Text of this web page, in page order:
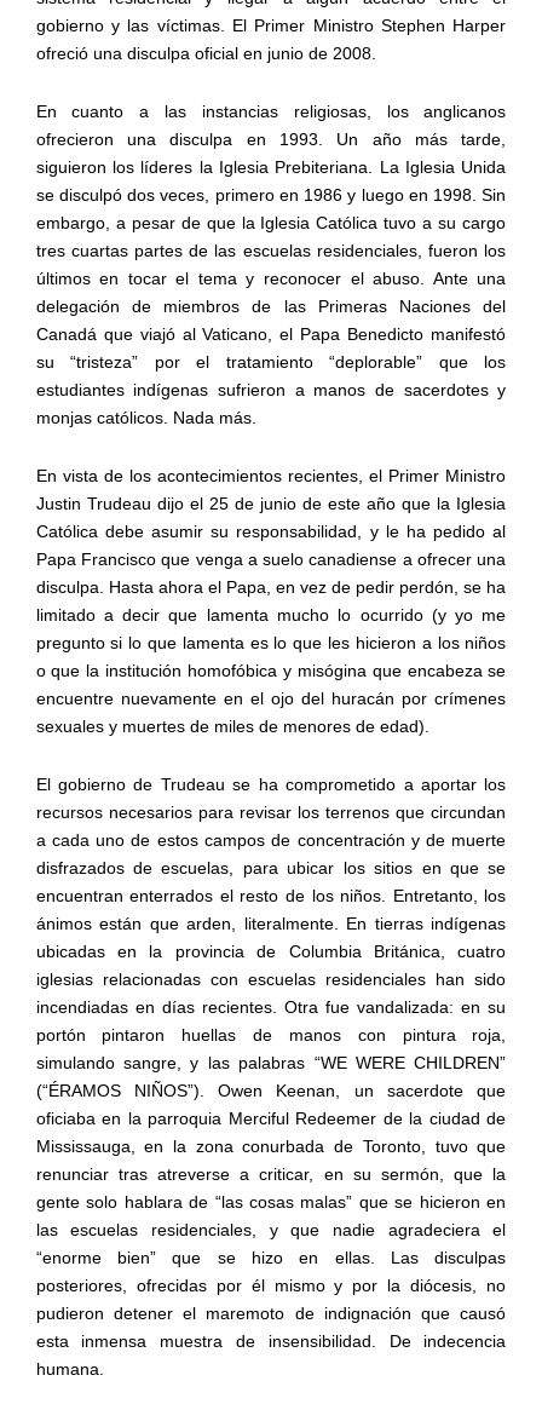
gobierno y las víctimas. El Primer Ministro Stephen Harper
ofreció una disculpa oficial en junio de 2008.
En cuanto a las instancias religiosas, los anglicanos
ofrecieron una disculpa en 1993. Un año más tarde,
siguieron los líderes la Iglesia Prebiteriana. La Iglesia Unida
se disculpó dos veces, primero en 1986 y luego en 1998. Sin
embargo, a pesar de que la Iglesia Católica tuvo a su cargo
tres cuartas partes de las escuelas residenciales, fueron los
últimos en tocar el tema y reconocer el abuso. Ante una
delegación de miembros de las Primeras Naciones del
Canadá que viajó al Vaticano, el Papa Benedicto manifestó
su “tristeza” por el tratamiento “deplorable” que los
estudiantes indígenas sufrieron a manos de sacerdotes y
monjas católicos. Nada más.
En vista de los acontecimientos recientes, el Primer Ministro
Justin Trudeau dijo el 25 de junio de este año que la Iglesia
Católica debe asumir su responsabilidad, y le ha pedido al
Papa Francisco que venga a suelo canadiense a ofrecer una
disculpa. Hasta ahora el Papa, en vez de pedir perdón, se ha
limitado a decir que lamenta mucho lo ocurrido (y yo me
pregunto si lo que lamenta es lo que les hicieron a los niños
o que la institución homofóbica y misógina que encabeza se
encuentre nuevamente en el ojo del huracán por crímenes
sexuales y muertes de miles de menores de edad).
El gobierno de Trudeau se ha comprometido a aportar los
recursos necesarios para revisar los terrenos que circundan
a cada uno de estos campos de concentración y de muerte
disfrazados de escuelas, para ubicar los sitios en que se
encuentran enterrados el resto de los niños. Entretanto, los
ánimos están que arden, literalmente. En tierras indígenas
ubicadas en la provincia de Columbia Británica, cuatro
iglesias relacionadas con escuelas residenciales han sido
incendiadas en días recientes. Otra fue vandalizada: en su
portón pintaron huellas de manos con pintura roja,
simulando sangre, y las palabras “WE WERE CHILDREN”
(“ÉRAMOS NIÑOS”). Owen Keenan, un sacerdote que
oficiaba en la parroquia Merciful Redeemer de la ciudad de
Mississauga, en la zona conurbada de Toronto, tuvo que
renunciar tras atreverse a criticar, en su sermón, que la
gente solo hablara de “las cosas malas” que se hicieron en
las escuelas residenciales, y que nadie agradeciera el
“enorme bien” que se hizo en ellas. Las disculpas
posteriores, ofrecidas por él mismo y por la diócesis, no
pudieron detener el maremoto de indignación que causó
esta inmensa muestra de insensibilidad. De indecencia
humana.